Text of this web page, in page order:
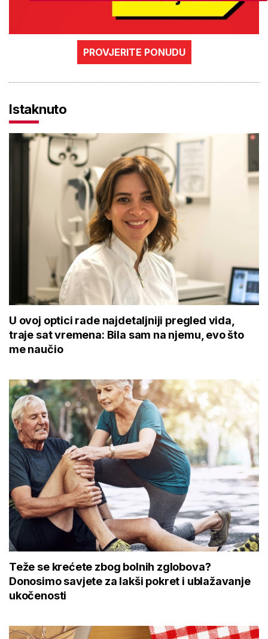
PROVJERITE PONUDU
Istaknuto
U ovoj optici rade najdetaljniji pregled vida,
traje sat vremena: Bila sam na njemu, evo što
me naučio
Teže se krećete zbog bolnih zglobova?
Donosimo savjete za lakši pokret i ublažavanje
ukočenosti